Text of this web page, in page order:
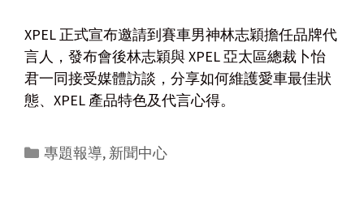
XPEL 正式宣布邀請到賽車男神林志穎擔任品牌代
言人，發布會後林志穎與 XPEL 亞太區總裁卜怡
君一同接受媒體訪談，分享如何維護愛車最佳狀
態、XPEL 產品特色及代言心得。
專題報導, 新聞中心